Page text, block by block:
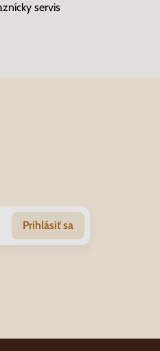
servis
Prihlásiť sa